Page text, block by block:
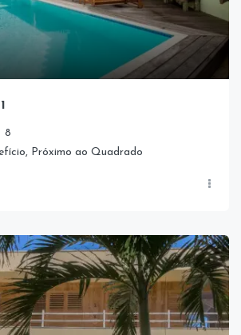
8
Próximo ao Quadrado